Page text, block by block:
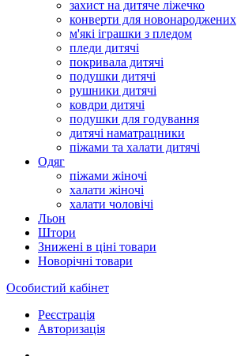
захист на дитяче ліжечко
конверти для новонароджених
м'які іграшки з пледом
пледи дитячі
покривала дитячі
подушки дитячі
рушники дитячі
ковдри дитячі
подушки для годування
дитячі наматрацники
піжами та халати дитячі
Одяг
піжами жіночі
халати жіночі
халати чоловічі
Льон
Штори
Знижені в ціні товари
Новорічні товари
Особистий кабінет
Реєстрація
Авторизація